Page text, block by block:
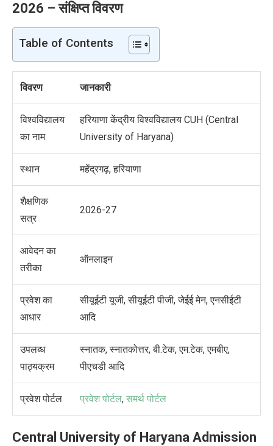
2026 – संक्षिप्त विवरण
Table of Contents
विवरण जानकारी
विश्वविद्यालय
का नाम
हरियाणा केंद्रीय विश्वविद्यालय CUH (Central
University of Haryana)
स्थान महेंद्रगढ़, हरियाणा
शैक्षणिक
सत्र
2026-27
आवेदन का
तरीका
ऑनलाइन
प्रवेश का
आधार
सीयूईटी यूजी, सीयूईटी पीजी, जेईई मेन, एनसीईटी
आदि
उपलब्ध
पाठ्यक्रम
स्नातक, स्नातकोत्तर, बी.टेक, एम.टेक, एमबीए,
पीएचडी आदि
प्रवेश पोर्टल प्रवेश पोर्टल, समर्थ पोर्टल
Central University of Haryana Admission